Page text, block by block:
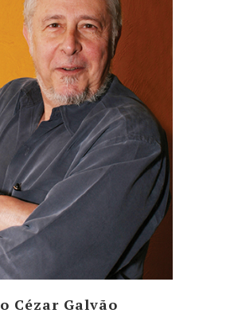
Cézar Galvão